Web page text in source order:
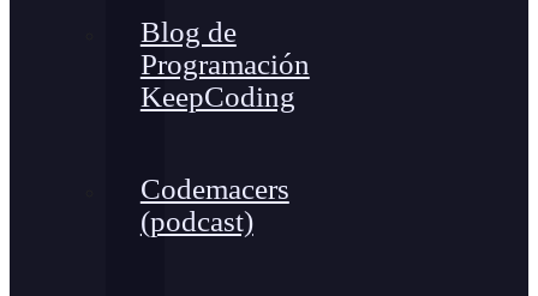
Blog de
Programación
KeepCoding
Codemacers
(podcast)